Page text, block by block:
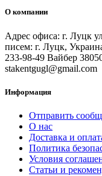
О компании
Адрес офиса: г. Луцк
писем: г. Луцк,
233-98-49 Вайбер
stakentgugl@gmail.com
Информация
Отправить
О нас
Доставка и
Политика
Условия
Статьи и